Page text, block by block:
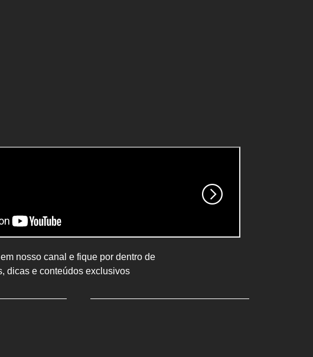
nosso canal e fique por dentro de
dicas e conteúdos exclusivos